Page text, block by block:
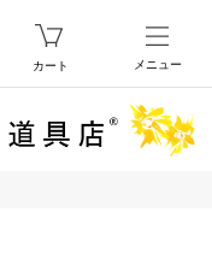
カート メニュー